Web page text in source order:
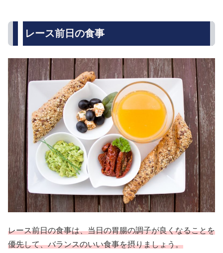
レース前日の食事
レース前日の食事は、当日の胃腸の調子が良くなることを
優先して、バランスのいい食事を摂りましょう。